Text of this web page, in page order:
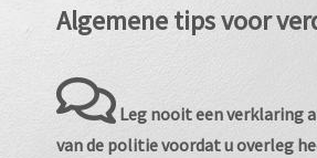
Algemene tips voor
Leg nooit een verklaring
van de politie voordat u overleg